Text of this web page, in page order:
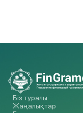
Біз туралы
Жаңалықтар